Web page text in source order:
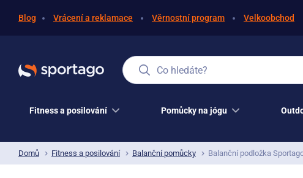
Blog Vrácení a reklamace Věrnostní program Velkoobchod
Co hledáte?
Fitness a posilování Pomůcky na jógu
Domů Fitness a posilování Balanční pomůcky Balanční podložka